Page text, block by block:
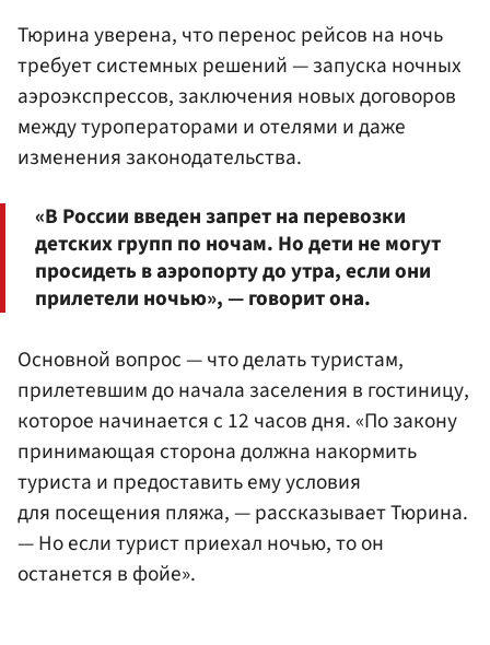
Тюрина уверена, что перенос рейсов на ночь
требует системных решений — запуска ночных
аэроэкспрессов, заключения новых договоров
между туроператорами и отелями и даже
изменения законодательства.
«В России введен запрет на перевозки
детских групп по ночам. Но дети не могут
просидеть в аэропорту до утра, если они
прилетели ночью», — говорит она.
Основной вопрос — что делать туристам,
прилетевшим до начала заселения в гостиницу,
которое начинается с 12 часов дня. «По закону
принимающая сторона должна накормить
туриста и предоставить ему условия
для посещения пляжа, — рассказывает Тюрина.
— Но если турист приехал ночью, то он
останется в фойе».